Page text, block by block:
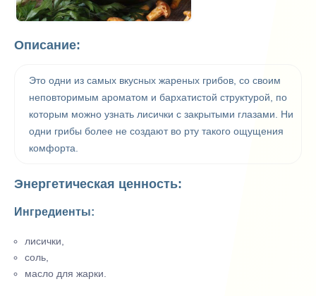
Описание:
Это одни из самых вкусных жареных грибов, со своим
неповторимым ароматом и бархатистой структурой, по
которым можно узнать лисички с закрытыми глазами. Ни
одни грибы более не создают во рту такого ощущения
комфорта.
Энергетическая ценность:
Ингредиенты:
лисички,
соль,
масло для жарки.